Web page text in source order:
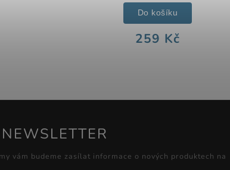
259 Kč
Do košíku
vám budeme zasílat informace o nových produktech na